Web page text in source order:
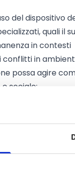
del dispositivo
quali il
in contesti
conflitti in
possa agire
sociale;
di ascolto
building
pratiche;